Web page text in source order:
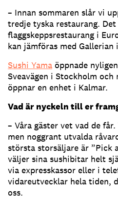
– Innan sommaren slår vi
tredje tyska restaurang.
flaggskeppsrestaurang i
kan jämföras med Gallerian
Sushi Yama öppnade
Sveavägen i Stockholm
öppnar en enhet i Kalmar.
Vad är nyckeln till er
– Våra gäster vet vad de
men noggrant utvalda
största storsäljare är ”Pick
väljer sina sushibitar helt
via expresskassor eller i
vidareutvecklar hela tiden,
oss.